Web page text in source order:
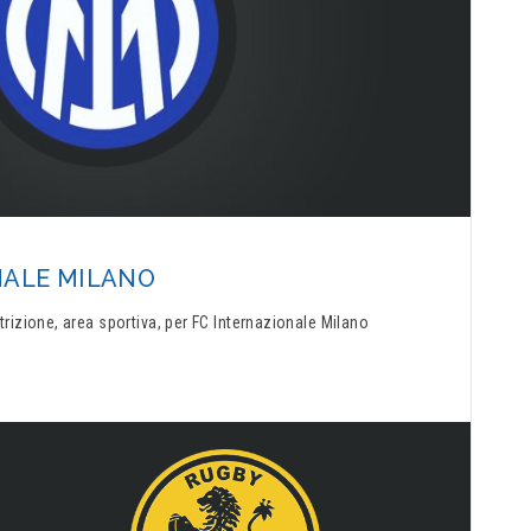
MILANO
area sportiva, per FC Internazionale Milano